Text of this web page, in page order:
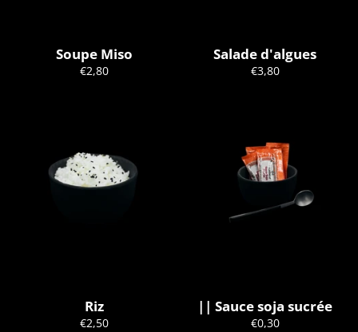
Soupe Miso
Prix
€2,80
Salade d'algues
Prix
€3,80
Riz
Prix
€2,50
|| Sauce soja sucrée
Prix
€0,30